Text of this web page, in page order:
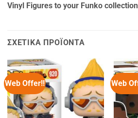
Vinyl Figures to your Funko
ΣΧΕΤΙΚΆ ΠΡΟΪΌΝΤΑ
Web Offer!! Web